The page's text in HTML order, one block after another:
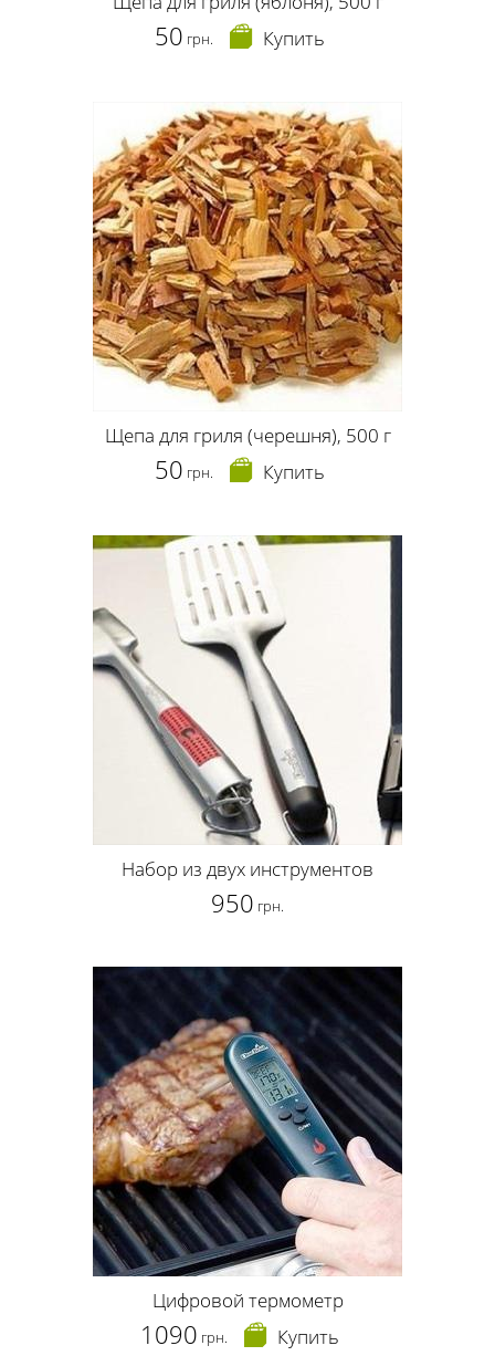
50 грн. Купить
Щепа для гриля (черешня), 500 г
50 грн. Купить
Набор из двух инструментов
950 грн.
Цифровой термометр
1090 грн. Купить